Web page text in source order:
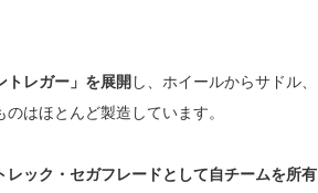
トレガー」を展開 し、ホイールからサドル、
はほとんど製造しています。
ック・セガフレードとして自チームを所有